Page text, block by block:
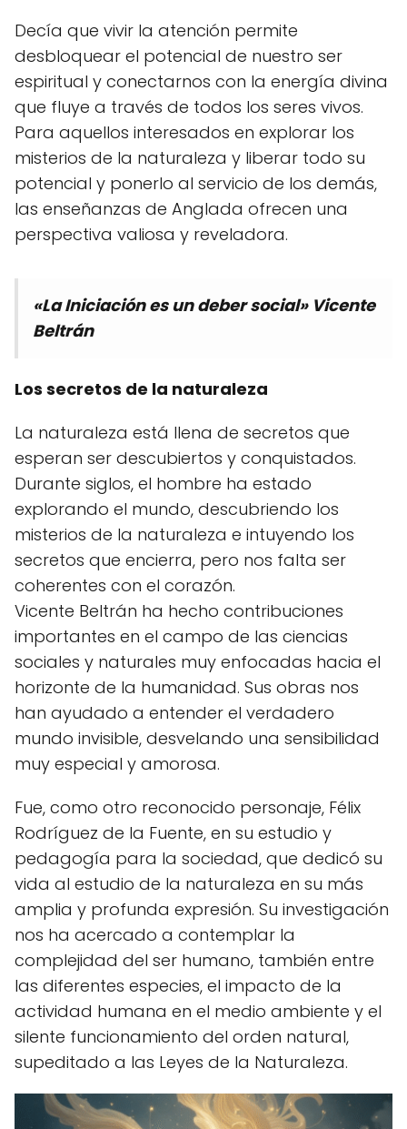
Decía que vivir la atención permite
desbloquear el potencial de nuestro ser
espiritual y conectarnos con la energía divina
que fluye a través de todos los seres vivos.
Para aquellos interesados en explorar los
misterios de la naturaleza y liberar todo su
potencial y ponerlo al servicio de los demás,
las enseñanzas de Anglada ofrecen una
perspectiva valiosa y reveladora.
«La Iniciación es un deber social» Vicente
Beltrán
Los secretos de la naturaleza
La naturaleza está llena de secretos que
esperan ser descubiertos y conquistados.
Durante siglos, el hombre ha estado
explorando el mundo, descubriendo los
misterios de la naturaleza e intuyendo los
secretos que encierra, pero nos falta ser
coherentes con el corazón.
Vicente Beltrán ha hecho contribuciones
importantes en el campo de las ciencias
sociales y naturales muy enfocadas hacia el
horizonte de la humanidad. Sus obras nos
han ayudado a entender el verdadero
mundo invisible, desvelando una sensibilidad
muy especial y amorosa.
Fue, como otro reconocido personaje, Félix
Rodríguez de la Fuente, en su estudio y
pedagogía para la sociedad, que dedicó su
vida al estudio de la naturaleza en su más
amplia y profunda expresión. Su investigación
nos ha acercado a contemplar la
complejidad del ser humano, también entre
las diferentes especies, el impacto de la
actividad humana en el medio ambiente y el
silente funcionamiento del orden natural,
supeditado a las Leyes de la Naturaleza.